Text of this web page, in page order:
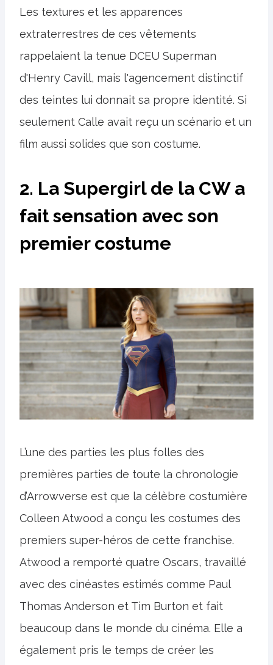
Les textures et les apparences
extraterrestres de ces vêtements
rappelaient la tenue DCEU Superman
d'Henry Cavill, mais l'agencement distinctif
des teintes lui donnait sa propre identité. Si
seulement Calle avait reçu un scénario et un
film aussi solides que son costume.
2. La Supergirl de la CW a
fait sensation avec son
premier costume
L’une des parties les plus folles des
premières parties de toute la chronologie
d’Arrowverse est que la célèbre costumière
Colleen Atwood a conçu les costumes des
premiers super-héros de cette franchise.
Atwood a remporté quatre Oscars, travaillé
avec des cinéastes estimés comme Paul
Thomas Anderson et Tim Burton et fait
beaucoup dans le monde du cinéma. Elle a
également pris le temps de créer les